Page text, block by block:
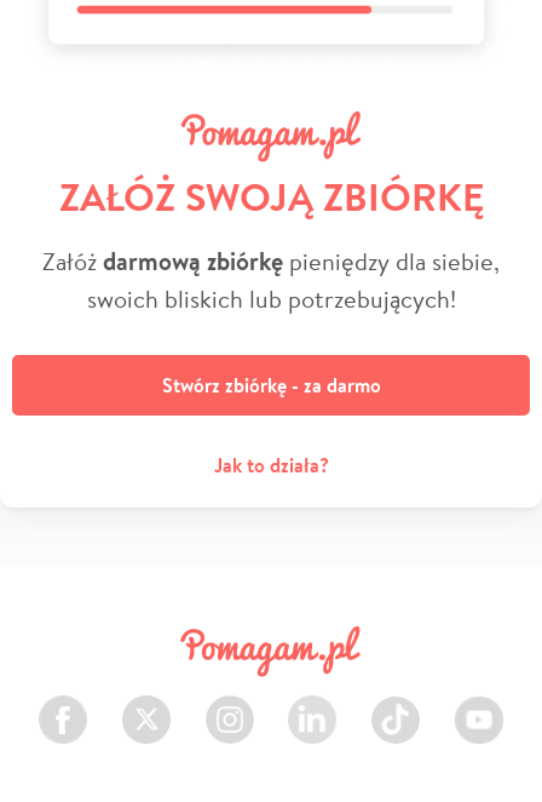
ZAŁÓŻ SWOJĄ ZBIÓRKĘ
Załóżdarmową zbiórkę pieniędzy dla siebie,
swoich bliskich lub potrzebujących!
Stwórz zbiórkę - za darmo
Jak to działa?
Facebook Twitter Instagram LinkedIn TikTok Youtube